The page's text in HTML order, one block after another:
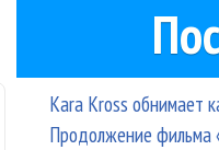
Kara Kross обнимает
Продолжение фильма